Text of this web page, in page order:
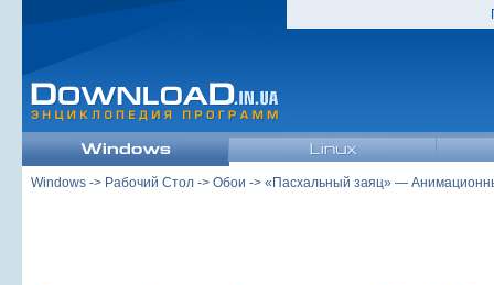
Windows -> Рабочий Стол -> Обои -> «Пасхальный заяц» —